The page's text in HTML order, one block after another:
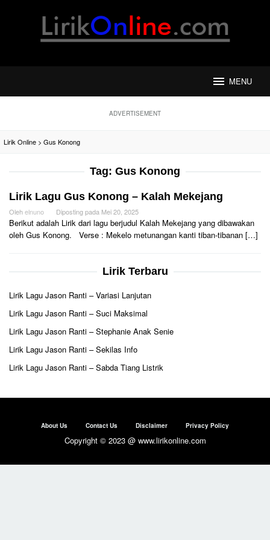
MENU
ADVERTISEMENT
Lirik Online > Gus Konong
Tag: Gus Konong
Lirik Lagu Gus Konong – Kalah Mekejang
Olehelnuno Diposting pada Mei 20, 2025
Berikut adalah Lirik dari lagu berjudul Kalah Mekejang yang dibawakan
oleh Gus Konong. Verse : Mekelo metunangan kanti tiban-tibanan […]
Lirik Terbaru
Lirik Lagu Jason Ranti – Variasi Lanjutan
Lirik Lagu Jason Ranti – Suci Maksimal
Lirik Lagu Jason Ranti – Stephanie Anak Senie
Lirik Lagu Jason Ranti – Sekilas Info
Lirik Lagu Jason Ranti – Sabda Tiang Listrik
About Us Contact Us Disclaimer Privacy Policy
Copyright © 2023 @ www.lirikonline.com